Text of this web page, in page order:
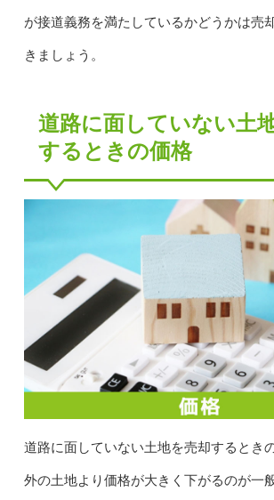
が接道義務を満たしているかどうかは売
きましょう。
道路に面していない土
するときの価格
道路に面していない土地を売却するとき
外の土地より価格が大きく下がるのが一